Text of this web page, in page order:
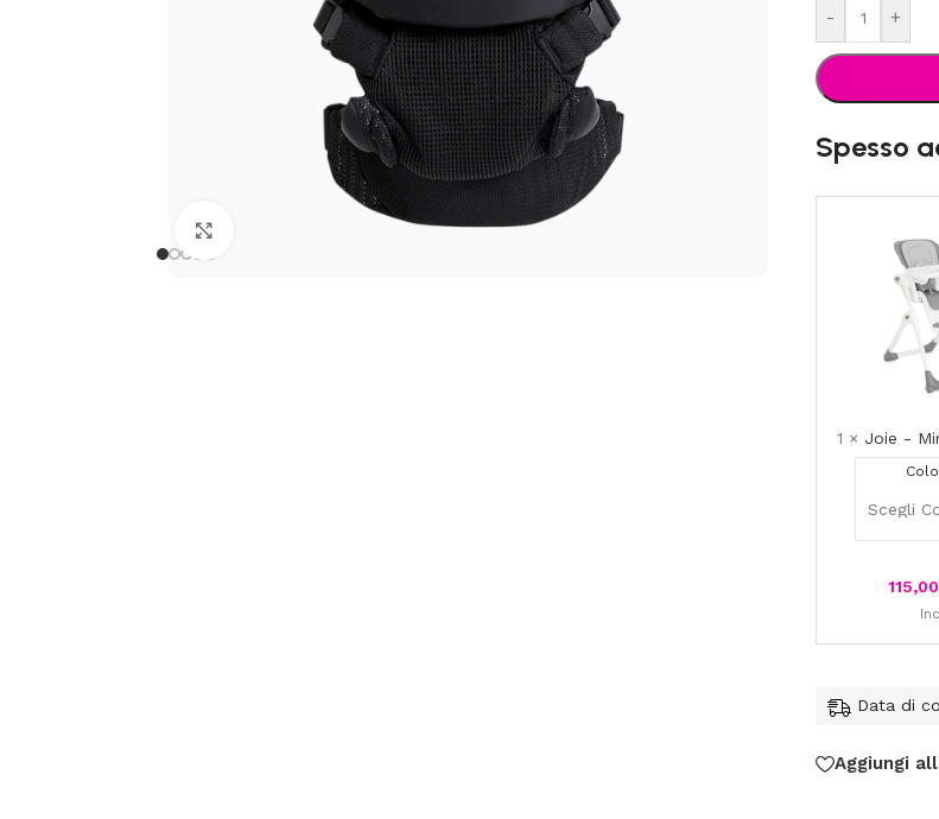
- +
Spesso
1 × Joie -
115,00
Data di
Aggiungi